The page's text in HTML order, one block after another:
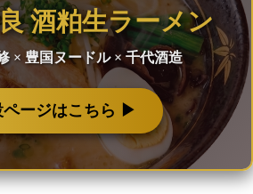
酒粕生ラーメン
× 豊国ヌードル × 千代酒造
ページはこちら ▶︎